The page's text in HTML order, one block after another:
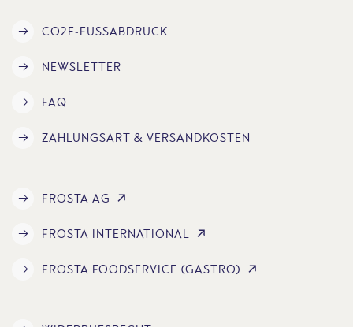
CO2E-FUSSABDRUCK
NEWSLETTER
FAQ
ZAHLUNGSART & VERSANDKOSTEN
FROSTA AG
FROSTA INTERNATIONAL
FROSTA FOODSERVICE (GASTRO)